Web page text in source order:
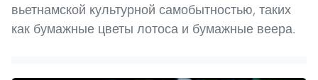
вьетнамской культурной самобытностью, таких
как бумажные цветы лотоса и бумажные веера.